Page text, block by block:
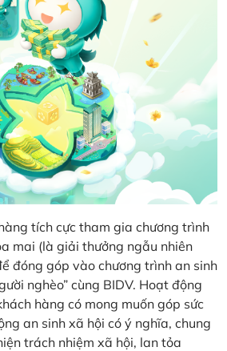
tích cực tham gia chương trình
mai (là giải thưởng ngẫu nhiên
đóng góp vào chương trình an sinh
nghèo” cùng BIDV. Hoạt động
hàng có mong muốn góp sức
an sinh xã hội có ý nghĩa, chung
trách nhiệm xã hội, lan tỏa